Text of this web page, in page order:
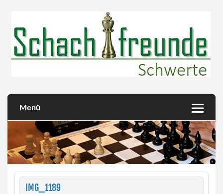
Menü
IMG_1189